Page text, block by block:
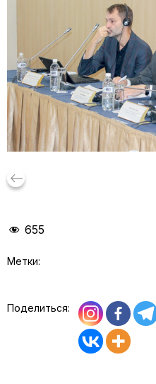
keyboard_backspace
655
Метки:
Поделиться: